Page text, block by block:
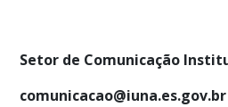
Setor de Comunicação
comunicacao@iuna.es.gov.br